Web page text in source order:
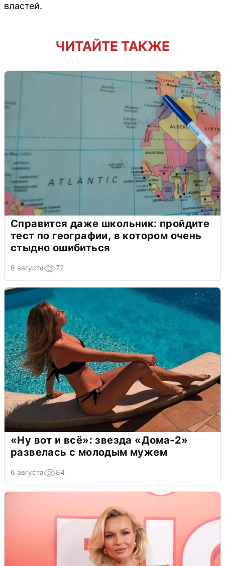
властей.
ЧИТАЙТЕ ТАКЖЕ
Справится даже школьник: пройдите
тест по географии, в котором очень
стыдно ошибиться
6 августа 72
«Ну вот и всё»: звезда «Дома-2»
развелась с молодым мужем
6 августа 84